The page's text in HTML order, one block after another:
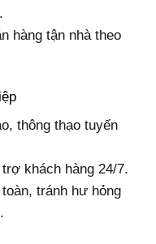
hàng tận nhà theo
thông thạo tuyến
khách hàng 24/7.
tránh hư hỏng